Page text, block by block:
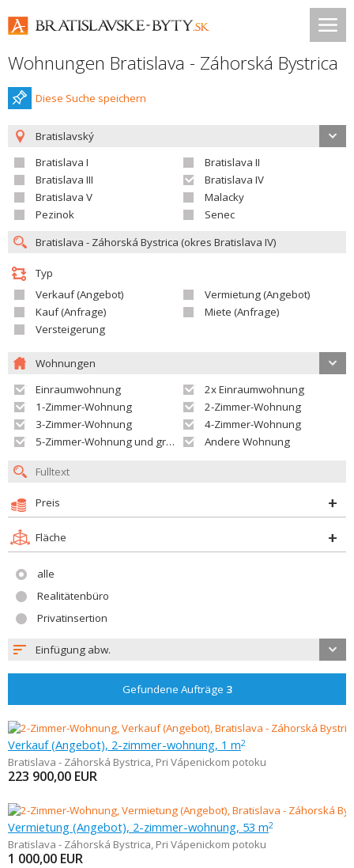
Wohnungen Bratislava - Záhorská Bystrica
Diese Suche speichern
Bratislavský
Bratislava I
Bratislava II
Bratislava III
Bratislava IV
Bratislava V
Malacky
Pezinok
Senec
Typ
Verkauf (Angebot)
Vermietung (Angebot)
Kauf (Anfrage)
Miete (Anfrage)
Versteigerung
Wohnungen
Einraumwohnung
2x Einraumwohnung
1-Zimmer-Wohnung
2-Zimmer-Wohnung
3-Zimmer-Wohnung
4-Zimmer-Wohnung
5-Zimmer-Wohnung und größer
Andere Wohnung
Preis
Fläche
alle
Realitätenbüro
Privatinsertion
Einfügung abw.
Gefundene Aufträge 3
Verkauf (Angebot), 2-zimmer-wohnung, 1 m2
Bratislava - Záhorská Bystrica, Pri Vápenickom potoku
223 900,00 EUR
Vermietung (Angebot), 2-zimmer-wohnung, 53 m2
Bratislava - Záhorská Bystrica, Pri Vápenickom potoku
1 000,00 EUR